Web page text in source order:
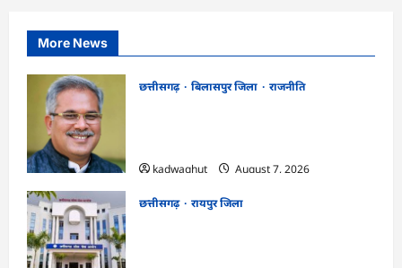
More News
छत्तीसगढ़ बिलासपुर जिला
राजनीति
kadwaghut
August 7, 2026
छत्तीसगढ़
रायपुर जिला